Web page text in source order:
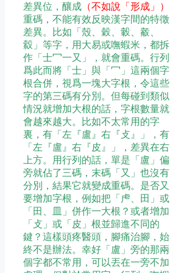
差異位，釀成 （不如說「形成」）
重碼，不能有效反映漢字間的特徵
差異。比如「殼、穀、轂、觳、
縠」等字，用大易或嘸蝦米，都拆
作「士冖一又」，就會重碼。行列
爲此而將「士」與「冖」這兩個字
根合併，視爲一塊大字根，令這些
字的第三碼有分別。但每碰到類似
情況就增加大根的話，字根數量就
會越來越大。比如不太常用的字
裏，有「左『盧』右『攴』」，有
「左『盧』右『皮』」，差異在右
上方。用行列的話，單是「盧」偏
旁就佔了三碼，末碼「又」也沒有
分別，結果它就變成重碼。是否又
要增加字根，例如把「虍、田」或
「田、皿」併作一大根？或者增加
「攴」或「皮」根並歸進不同的
鍵？這樣頭疼醫頭，腳痛治腳，始
終不是辦法。幸好「盧」旁的那兩
個字都不常用，可以丟在一旁不加